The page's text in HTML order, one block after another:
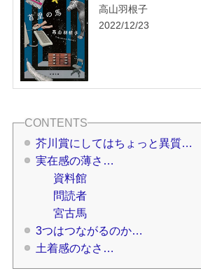
高山羽根子
2022/12/23
芥川賞にしてはちょっと異質…
実在感の薄さ…
資料館
問読者
宮古馬
3つはつながるのか…
土着感のなさ…